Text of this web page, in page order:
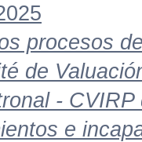
procesos
de
-
e